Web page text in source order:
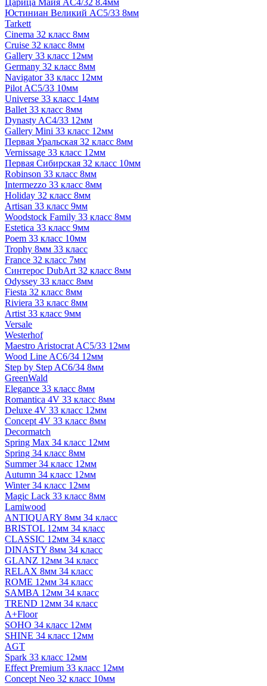
Царица Майя AC4/32 8.4мм
Юстиниан Великий AC5/33 8мм
Tarkett
Cinema 32 класс 8мм
Cruise 32 класс 8мм
Gallery 33 класс 12мм
Germany 32 класс 8мм
Navigator 33 класс 12мм
Pilot AC5/33 10мм
Universe 33 класс 14мм
Ballet 33 класс 8мм
Dynasty AC4/33 12мм
Gallery Mini 33 класс 12мм
Первая Уральская 32 класс 8мм
Vernissage 33 класс 12мм
Первая Сибирская 32 класс 10мм
Robinson 33 класс 8мм
Intermezzo 33 класс 8мм
Holiday 32 класс 8мм
Artisan 33 класс 9мм
Woodstock Family 33 класс 8мм
Estetica 33 класс 9мм
Poem 33 класс 10мм
Trophy 8мм 33 класс
France 32 класс 7мм
Синтерос DubArt 32 класс 8мм
Odyssey 33 класс 8мм
Fiesta 32 класс 8мм
Riviera 33 класс 8мм
Artist 33 класс 9мм
Versale
Westerhof
Maestro Aristocrat AC5/33 12мм
Wood Line AC6/34 12мм
Step by Step AC6/34 8мм
GreenWald
Elegance 33 класс 8мм
Romantica 4V 33 класс 8мм
Deluxe 4V 33 класс 12мм
Concept 4V 33 класс 8мм
Decormatch
Spring Max 34 класс 12мм
Spring 34 класс 8мм
Summer 34 класс 12мм
Autumn 34 класс 12мм
Winter 34 класс 12мм
Magic Lack 33 класс 8мм
Lamiwood
ANTIQUARY 8мм 34 класс
BRISTOL 12мм 34 класс
CLASSIC 12мм 34 класс
DINASTY 8мм 34 класс
GLANZ 12мм 34 класс
RELAX 8мм 34 класс
ROME 12мм 34 класс
SAMBA 12мм 34 класс
TREND 12мм 34 класс
A+Floor
SOHO 34 класс 12мм
SHINE 34 класс 12мм
AGT
Spark 33 класс 12мм
Effect Premium 33 класс 12мм
Concept Neo 32 класс 10мм